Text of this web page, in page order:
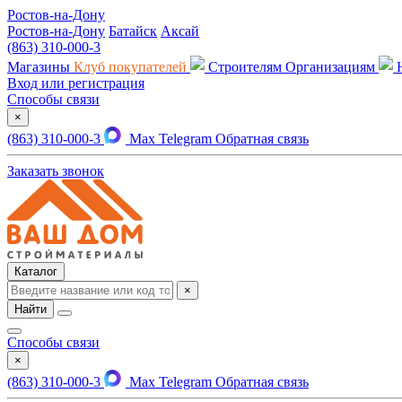
Ростов-на-Дону
Ростов-на-Дону Батайск Аксай
(863) 310-000-3
Магазины Клуб покупателей Строителям Организациям
Вход или регистрация
Способы связи
×
(863) 310-000-3 Max Telegram Обратная связь
Заказать звонок
Каталог
×
Найти
Способы связи
×
(863) 310-000-3 Max Telegram Обратная связь